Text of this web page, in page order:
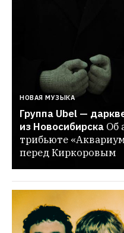
НОВАЯ МУЗЫКА
Группа Ubel —
из Новосибирска Об
трибьюте
перед Киркоровым